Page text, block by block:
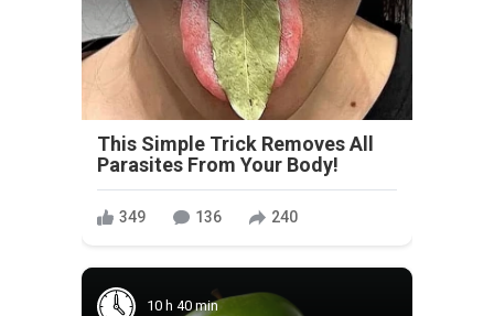
This Simple Trick Removes All
Parasites From Your Body!
349 136 240
10 h 40 min